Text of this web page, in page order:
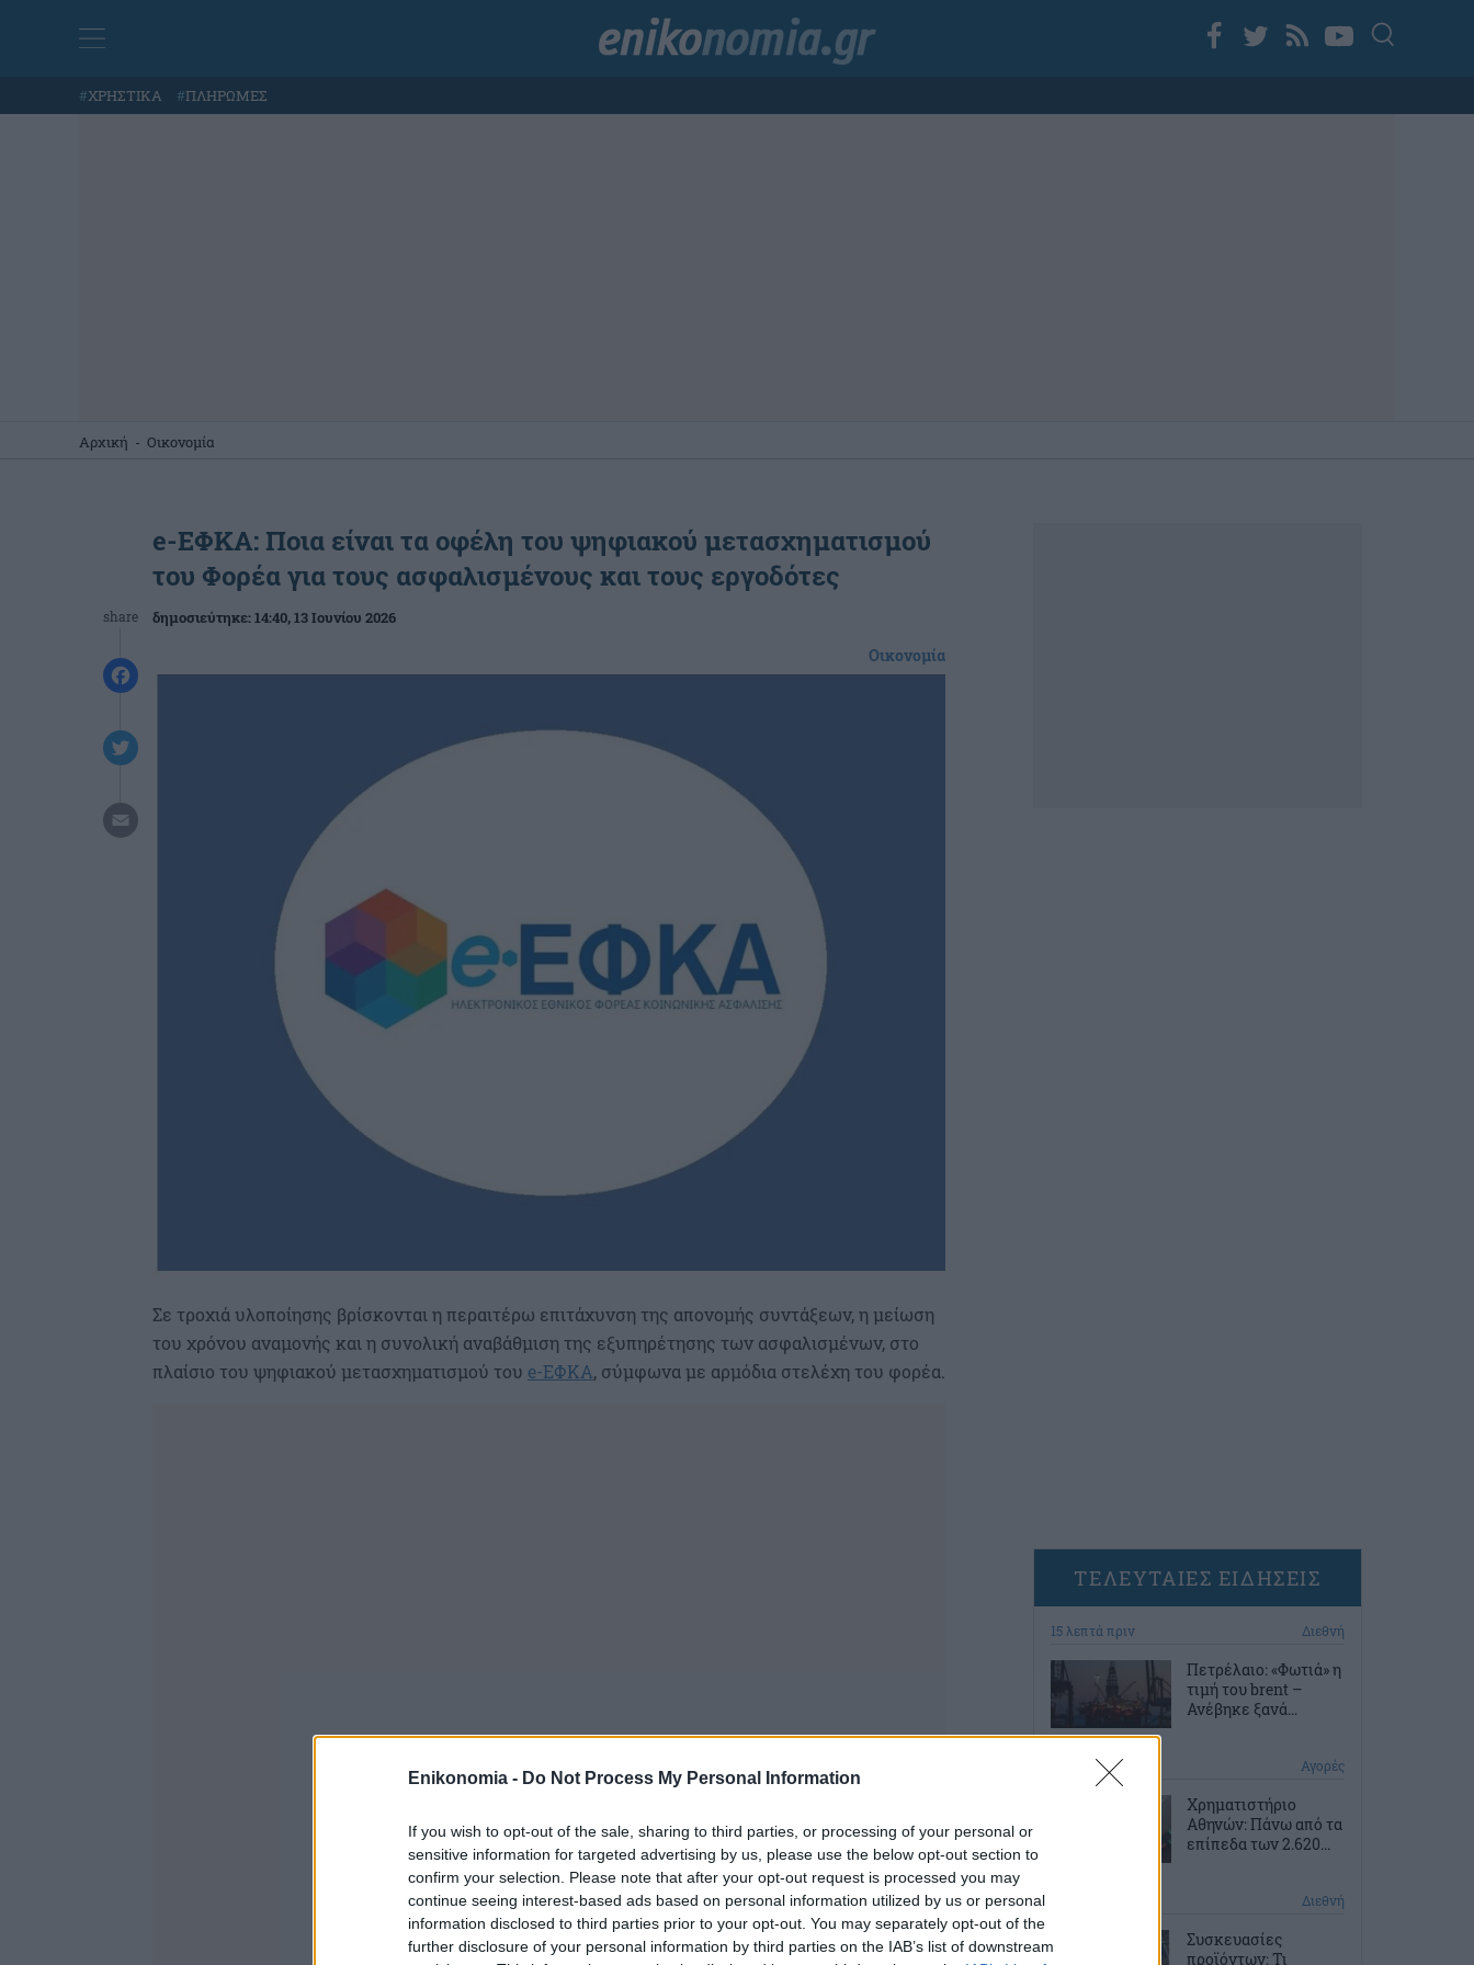
Enikonomia - Do Not Process My Personal Information
If you wish to opt-out of the sale, sharing to third parties, or processing of your personal or
sensitive information for targeted advertising by us, please use the below opt-out section to
confirm your selection. Please note that after your opt-out request is processed you may
continue seeing interest-based ads based on personal information utilized by us or personal
information disclosed to third parties prior to your opt-out. You may separately opt-out of the
further disclosure of your personal information by third parties on the IAB’s list of downstream
#ΧΡΗΣΤΙΚΑ #ΠΛΗΡΩΜΕΣ
Αρχική - Οικονομία
share
e-ΕΦΚΑ: Ποια είναι τα οφέλη του ψηφιακού μετασχηματισμού
του Φορέα για τους ασφαλισμένους και τους εργοδότες
δημοσιεύτηκε:14:40, 13 Ιουνίου 2026
Οικονομία
Σε τροχιά υλοποίησης βρίσκονται η περαιτέρω επιτάχυνση της απονομής συντάξεων, η μείωση
του χρόνου αναμονής και η συνολική αναβάθμιση της εξυπηρέτησης των ασφαλισμένων, στο
πλαίσιο του ψηφιακού μετασχηματισμού του e-ΕΦΚΑ, σύμφωνα με αρμόδια στελέχη του φορέα.
ΤΕΛΕΥΤΑΙΕΣ ΕΙΔΗΣΕΙΣ
15 λεπτά πριν Διεθνή
Πετρέλαιο: «Φωτιά» η
τιμή του brent –
Ανέβηκε ξανά...
46 λεπτά πριν Αγορές
Χρηματιστήριο
Αθηνών: Πάνω από τα
επίπεδα των 2.620...
Διεθνή
Συσκευασίες
προϊόντων: Τι